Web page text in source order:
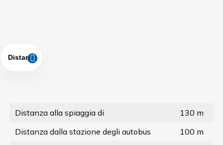
Distanza
Distanza alla spiaggia di
130 m
Distanza dalla stazione degli autobus
100 m